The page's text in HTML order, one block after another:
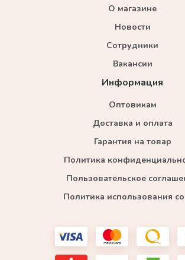
О магазине
Новости
Сотрудники
Вакансии
Информация
Оптовикам
Доставка и оплата
Гарантия на товар
Политика
Пользовательское
Политика использования